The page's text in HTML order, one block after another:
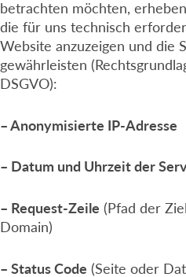
betrachten möchten,
die für uns technisch
Website anzuzeigen und die
gewährleisten
DSGVO):
– Anonymisierte IP-Adresse
– Datum und Uhrzeit der
– Request-Zeile (Pfad der
Domain)
– Status Code (Seite oder